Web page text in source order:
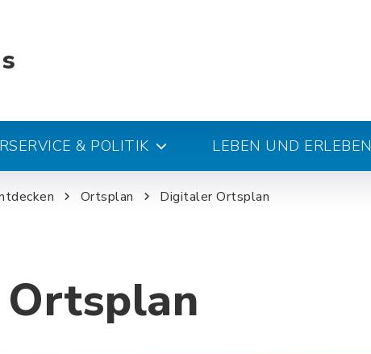
& POLITIK LEBEN UND ERLEBEN
Ortsplan Digitaler Ortsplan